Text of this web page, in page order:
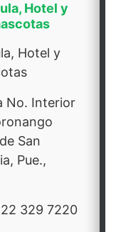
Hotel y
Hotel y
No. Interior
San
Pue.,
329 7220